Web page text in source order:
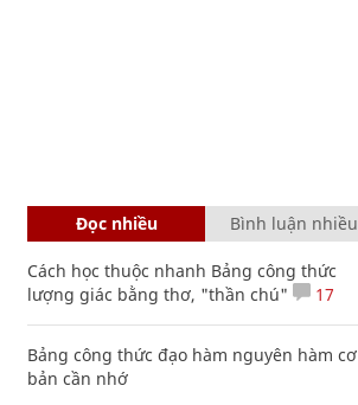
Đọc nhiều Bình luận nhiều
Cách học thuộc nhanh Bảng công thức
lượng giác bằng thơ, "thần chú"
17
Bảng công thức đạo hàm nguyên hàm cơ
bản cần nhớ